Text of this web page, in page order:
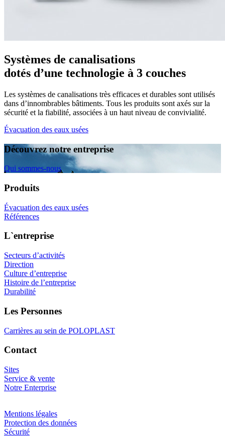
Systèmes de canalisations
dotés d’une technologie à 3 couches
Les systèmes de canalisations très efficaces et durables sont utilisés
dans d’innombrables bâtiments. Tous les produits sont axés sur la
sécurité et la fiabilité, associées à un haut niveau de convivialité.
Évacuation des eaux usées
Découvrez notre entreprise
Qui sommes-nous
Produits
Évacuation des eaux usées
Références
L`entreprise
Secteurs d’activités
Direction
Culture d’entreprise
Histoire de l’entreprise
Durabilité
Les Personnes
Carrières au sein de POLOPLAST
Contact
Sites
Service & vente
Notre Enterprise
Mentions légales
Protection des données
Sécurité